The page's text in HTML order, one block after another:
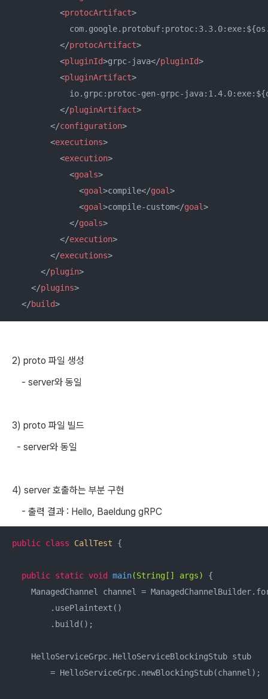
<protocArtifact>
</protocArtifact>
<pluginId>grpc-java</pluginId>
<pluginArtifact>
io.grpc:protoc-gen-grpc-
</pluginArtifact>
</configuration>
<executions>
<execution>
<goals>
<goal>compile</goal>
<goal>compile-custom</goal>
</goals>
</execution>
</executions>
</plugin>
</plugins>
</build>
2) proto 파일 생성
- server와 동일
3) proto 파일 빌드
- server와 동일
4) server 호출하는 부분 구현
- 출력 결과 : Hello, Baeldung gRPC
public class CallTest {
public static void main(String[] args)
{
ManagedChannel channel =
        .usePlaintext()
        .build();
    HelloServiceGrpc.HelloServiceBlockingStub stub
        = HelloServiceGrpc.newBlockingStub(channel);